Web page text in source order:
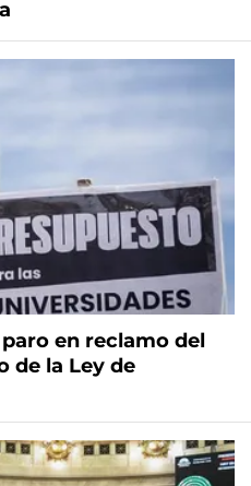
en reclamo del
de la Ley de